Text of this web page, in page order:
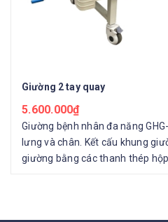
Giường 2 tay quay
5.600.000₫
Giường bệnh nhân đa năng
lưng và chân. Kết cấu khung
giường bằng các thanh thép hộp